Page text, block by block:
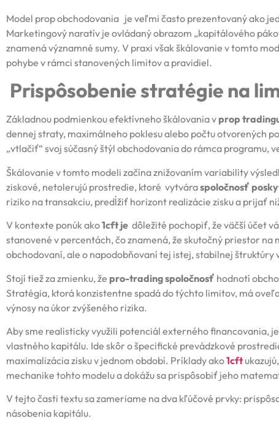
Model prop obchodovania je veľmi často prezentovaný ako
Marketingový naratív je ovládaný obrazom „kapitálového
znamená významné sumy. V praxi však škálovanie v tomto
pohybe v rámci stanovených limitov a pravidiel.
Prispôsobenie stratégie na
Základnou podmienkou efektívneho škálovania v prop
dennej straty, maximálneho poklesu alebo počtu otvorených
„vtlačiť“ svoj súčasný štýl obchodovania do rámca programu,
Škálovanie v tomto modeli začína znižovaním variability
ziskové, netolerujú prostredie, ktoré vytváraspoločnosť
riziko na transakciu, predĺžiť horizont realizácie zisku a prijať
V kontexte ponúk ako1cft je dôležité pochopiť, že väčší účet
stanovené v percentách, čo znamená, že skutočný priestor
obchodovaní, ale o napodobňovaní tej istej, stabilnej štruktúry
Stojí tiež za zmienku, že pro-trading spoločnosť hodnotí
Stratégia, ktorá konzistentne spadá do týchto limitov, má
výnosy na úkor zvýšeného rizika.
Aby sme realisticky využili potenciál externého financovania,
vlastného kapitálu. Ide skôr o špecifické prevádzkové
maximalizácia zisku v jednom období. Príklady ako1cft
mechanike tohto modelu a dokážu sa prispôsobiť jeho
V tejto časti textu sa zameriame na dva kľúčové prvky:
násobenia kapitálu.